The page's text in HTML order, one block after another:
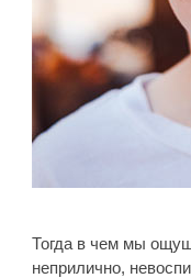
Тогда в чем мы
неприлично,